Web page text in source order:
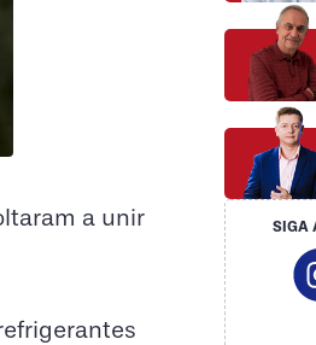
a unir
SIGA